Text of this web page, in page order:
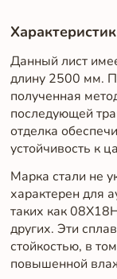
Данный лист
длину 2500 мм.
полученная
последующей
отделка
устойчивость к
Марка стали не
характерен для
таких как
других. Эти
стойкостью, в
повышенной